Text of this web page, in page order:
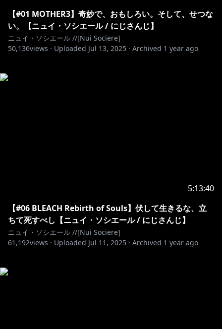
【#01 MOTHER3】奇妙で、おもしろい。そして、せつな
い。【ニュイ・ソシエール / にじさんじ】
ニュイ・ソシエール //[Nui Sociere]
50,136views · Uploaded Jul 13, 2025 · Archived 1 year ago
5:13:40
【#06 BLEACH Rebirth of Souls】伏して生きるな、立
ちて死すべし【ニュイ・ソシエール / にじさんじ】
ニュイ・ソシエール //[Nui Sociere]
61,192views · Uploaded Jul 11, 2025 · Archived 1 year ago